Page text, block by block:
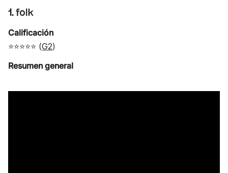
1. folk
Calificación
⭐⭐⭐⭐⭐ (G2)
Resumen general